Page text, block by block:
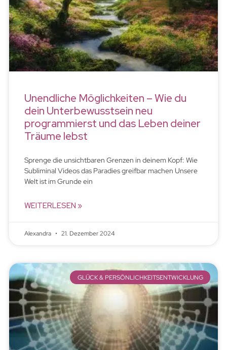
Unendliche Möglichkeiten – Wie du
dein Unterbewusstsein neu
programmierst und das Leben deiner
Träume lebst
Sprenge die unsichtbaren Grenzen in deinem Kopf: Wie
Subliminal Videos das Paradies greifbar machen Unsere
Welt ist im Grunde ein
WEITERLESEN »
Alexandra 21. Dezember 2024
GLÜCK & PERSÖNLICHKEITSENTWICKLUNG